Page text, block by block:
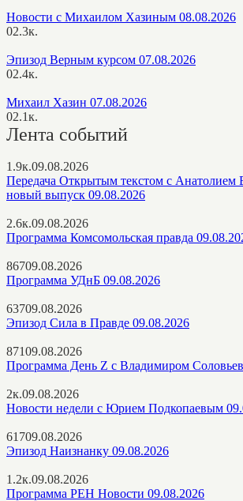
Новости с Михаилом Хазиным 08.08.2026
02.3к.
Эпизод Верным курсом 07.08.2026
02.4к.
Михаил Хазин 07.08.2026
02.1к.
Лента событий
1.9к.09.08.2026
Передача Открытым текстом с
новый выпуск 09.08.2026
2.6к.09.08.2026
Программа Комсомольская правда
86709.08.2026
Программа УДнБ 09.08.2026
63709.08.2026
Эпизод Сила в Правде 09.08.2026
87109.08.2026
Программа День Z с Владимиром
2к.09.08.2026
Новости недели с Юрием Подкопаевым
61709.08.2026
Эпизод Наизнанку 09.08.2026
1.2к.09.08.2026
Программа РЕН Новости 09.08.2026